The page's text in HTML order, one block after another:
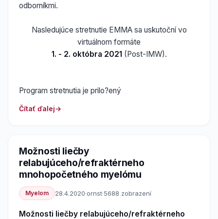
odborníkmi.
Nasledujúce stretnutie EMMA sa uskutoční vo
virtuálnom formáte
1. - 2. októbra 2021 (Post-IMW).
Program stretnutia je prilo?ený
Čítať ďalej
Možnosti liečby
relabujúceho/refraktérneho
mnohopočetného myelómu
Myelom 28.4.2020·ornst·5688 zobrazení
Možnosti liečby relabujúceho/refraktérneho